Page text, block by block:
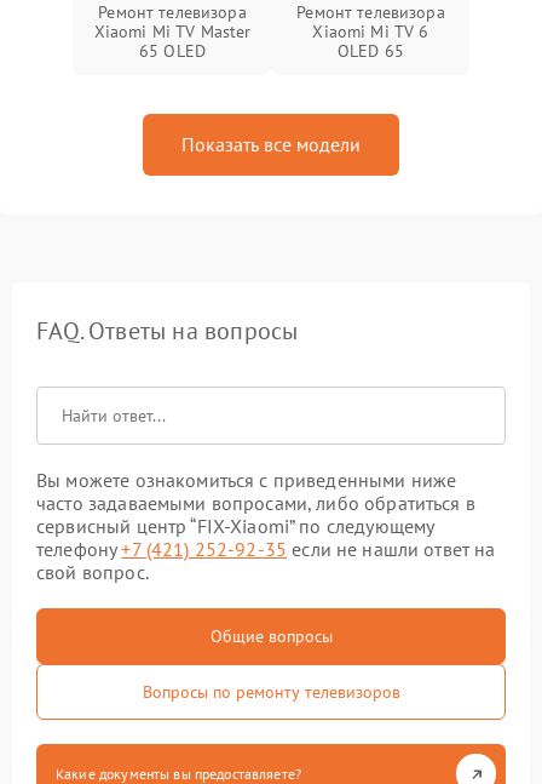
Ремонт телевизора
Xiaomi Mi TV Master
65 OLED
Ремонт телевизора
Xiaomi Mi TV 6
OLED 65
Показать все модели
FAQ. Ответы на вопросы
Вы можете ознакомиться с приведенными ниже
часто задаваемыми вопросами, либо обратиться в
сервисный центр “FIX-Xiaomi” по следующему
телефону+7 (421) 252-92-35 если не нашли ответ на
свой вопрос.
Общие вопросы
Вопросы по ремонту телевизоров
Какие документы вы предоставляете?